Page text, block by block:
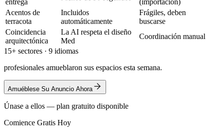
Acentos de
terracota
Incluidos
automáticamente
Frágiles, deben
buscarse
Coincidencia
arquitectónica
La AI respeta el diseño
Med
Coordinación manual
15+ sectores · 9 idiomas
profesionales amueblaron sus espacios esta semana.
Amuéblese Su Anuncio Ahora
Únase a ellos — plan gratuito disponible
Comience Gratis Hoy